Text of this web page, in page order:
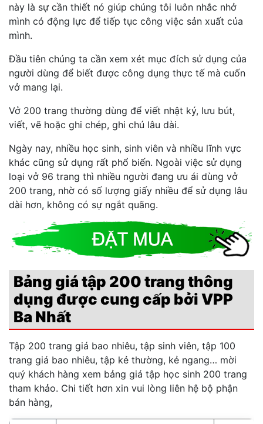
này là sự cần thiết nó giúp chúng tôi luôn nhắc nhở
mình có động lực để tiếp tục công việc sản xuất của
mình.
Đầu tiên chúng ta cần xem xét mục đích sử dụng của
người dùng để biết được công dụng thực tế mà cuốn
vở mang lại.
Vở 200 trang thường dùng để viết nhật ký, lưu bút,
viết, vẽ hoặc ghi chép, ghi chú lâu dài.
Ngày nay, nhiều học sinh, sinh viên và nhiều lĩnh vực
khác cũng sử dụng rất phổ biến. Ngoài việc sử dụng
loại vở 96 trang thì nhiều người đang ưu ái dùng vở
200 trang, nhờ có số lượng giấy nhiều để sử dụng lâu
dài hơn, không có sự ngắt quãng.
Bảng giá tập 200 trang thông
dụng được cung cấp bởi VPP
Ba Nhất
Tập 200 trang giá bao nhiêu, tập sinh viên, tập 100
trang giá bao nhiêu, tập kẻ thường, kẻ ngang… mời
quý khách hàng xem bảng giá tập học sinh 200 trang
tham khảo. Chi tiết hơn xin vui lòng liên hệ bộ phận
bán hàng,